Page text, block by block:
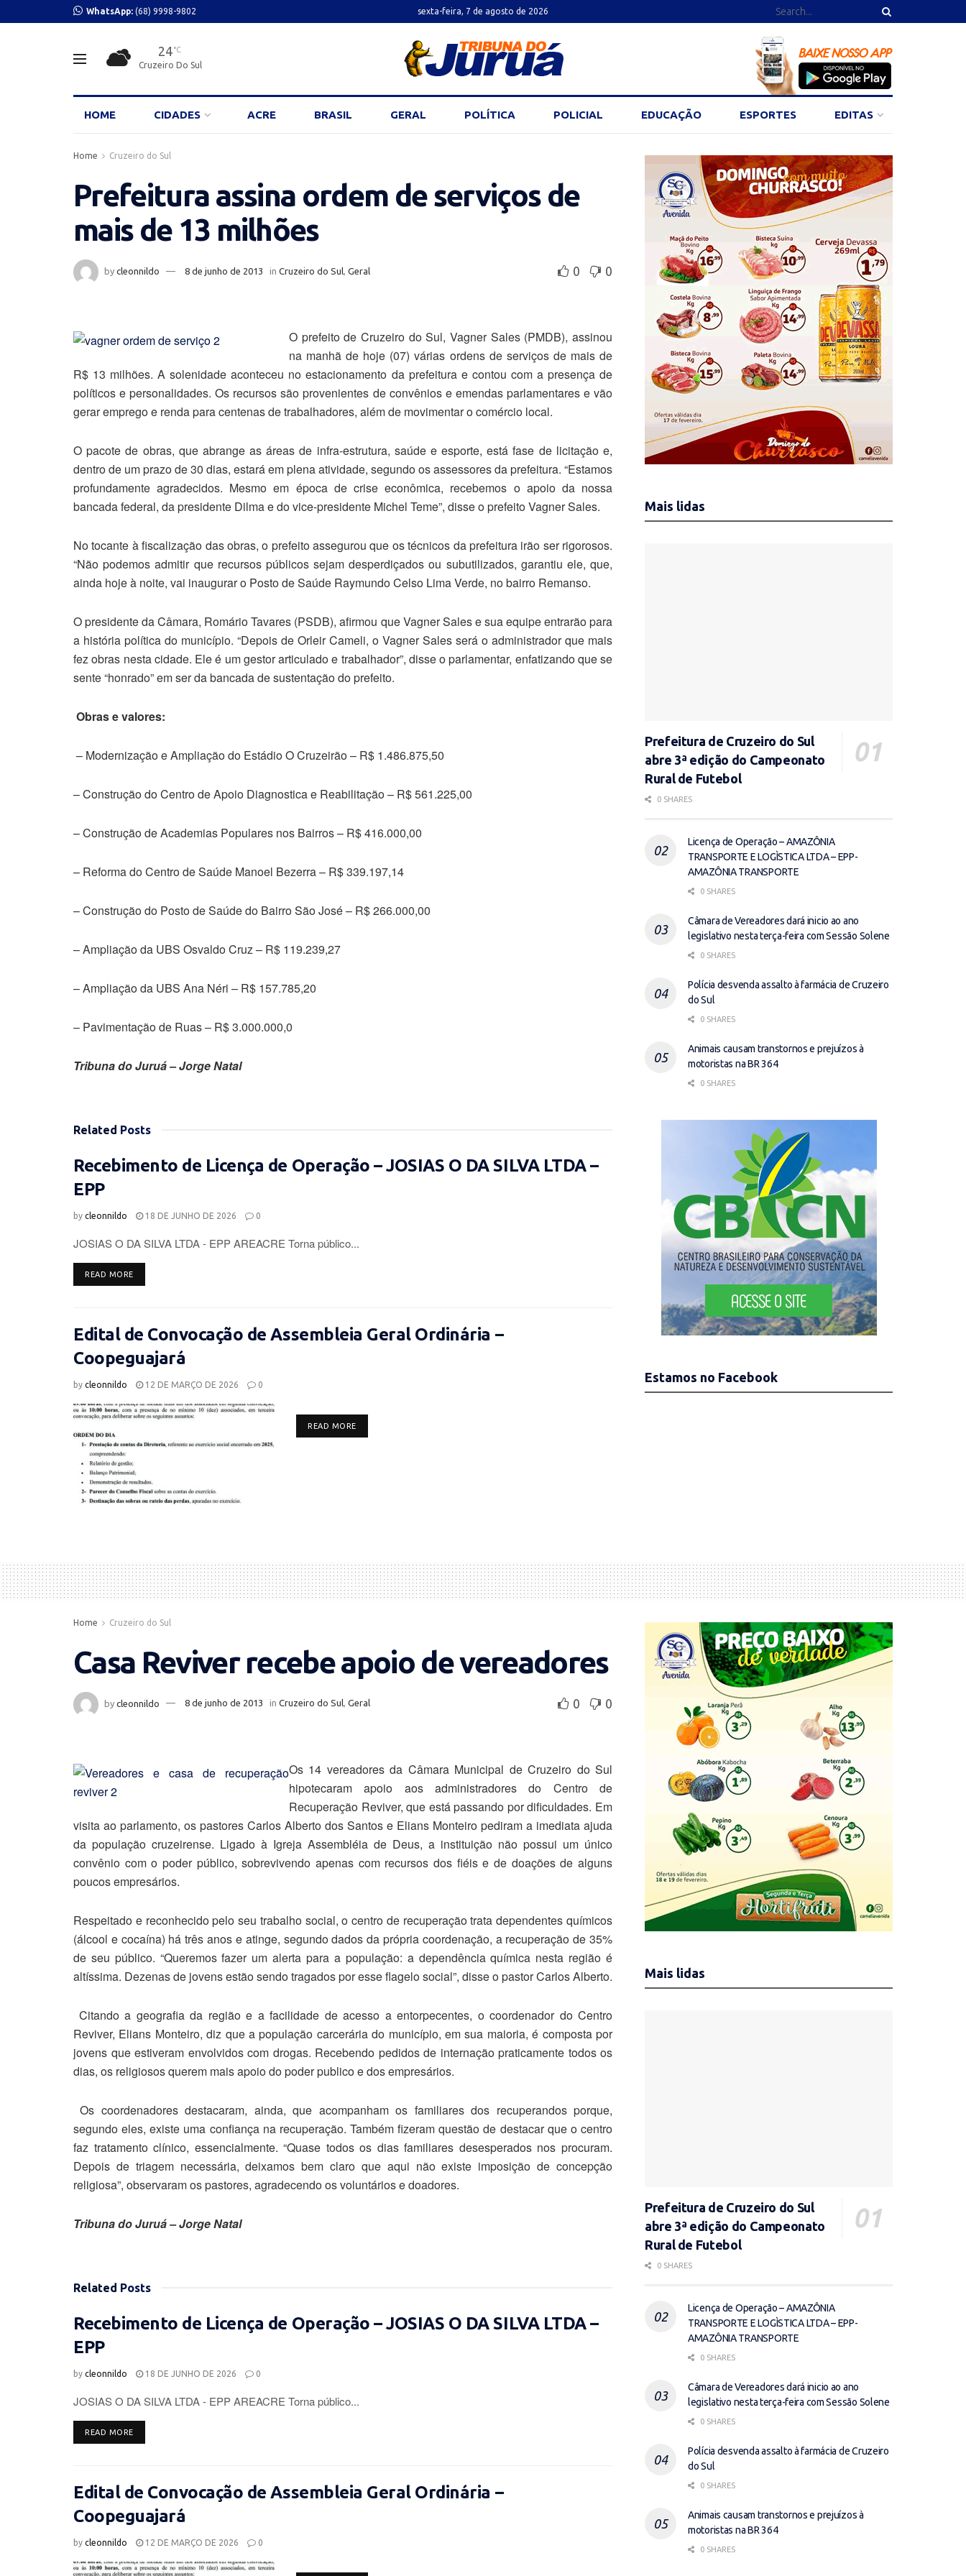
WhatsApp: (68) 9998-9802 sexta-feira, 7 de agosto de 2026
24 °C
Cruzeiro Do Sul
HOME CIDADES ACRE BRASIL GERAL POLÍTICA POLICIAL EDUCAÇÃO ESPORTES EDITAS
Home Cruzeiro do Sul
Prefeitura assina ordem de serviços de
mais de 13 milhões
by cleonnildo 8 de junho de 2013 in Cruzeiro do Sul Geral 0 0
O prefeito de Cruzeiro do Sul, Vagner Sales (PMDB), assinou
na manhã de hoje (07) várias ordens de serviços de mais de
R$ 13 milhões. A solenidade aconteceu no estacionamento da prefeitura e contou com a presença de
políticos e personalidades. Os recursos são provenientes de convênios e emendas parlamentares e vão
gerar emprego e renda para centenas de trabalhadores, além de movimentar o comércio local.
O pacote de obras, que abrange as áreas de infra-estrutura, saúde e esporte, está fase de licitação e,
dentro de um prazo de 30 dias, estará em plena atividade, segundo os assessores da prefeitura. “Estamos
profundamente agradecidos. Mesmo em época de crise econômica, recebemos o apoio da nossa
bancada federal, da presidente Dilma e do vice-presidente Michel Teme”, disse o prefeito Vagner Sales.
No tocante à fiscalização das obras, o prefeito assegurou que os técnicos da prefeitura irão ser rigorosos.
“Não podemos admitir que recursos públicos sejam desperdiçados ou subutilizados, garantiu ele, que,
ainda hoje à noite, vai inaugurar o Posto de Saúde Raymundo Celso Lima Verde, no bairro Remanso.
O presidente da Câmara, Romário Tavares (PSDB), afirmou que Vagner Sales e sua equipe entrarão para
a história política do município. “Depois de Orleir Cameli, o Vagner Sales será o administrador que mais
fez obras nesta cidade. Ele é um gestor articulado e trabalhador”, disse o parlamentar, enfatizando que se
sente “honrado” em ser da bancada de sustentação do prefeito.
Obras e valores:
– Modernização e Ampliação do Estádio O Cruzeirão – R$ 1.486.875,50
– Construção do Centro de Apoio Diagnostica e Reabilitação – R$ 561.225,00
– Construção de Academias Populares nos Bairros – R$ 416.000,00
– Reforma do Centro de Saúde Manoel Bezerra – R$ 339.197,14
– Construção do Posto de Saúde do Bairro São José – R$ 266.000,00
– Ampliação da UBS Osvaldo Cruz – R$ 119.239,27
– Ampliação da UBS Ana Néri – R$ 157.785,20
– Pavimentação de Ruas – R$ 3.000.000,0
Tribuna do Juruá – Jorge Natal
Related Posts
Recebimento de Licença de Operação – JOSIAS O DA SILVA LTDA –
EPP
by cleonnildo 18 DE JUNHO DE 2026 0
JOSIAS O DA SILVA LTDA - EPP AREACRE Torna público...
READ MOREDETAILS
Edital de Convocação de Assembleia Geral Ordinária –
Coopeguajará
by cleonnildo 12 DE MARÇO DE 2026 0
READ MOREDETAILS
Mais lidas
Prefeitura de Cruzeiro do Sul
abre 3ª edição do Campeonato
Rural de Futebol
0 SHARES
Licença de Operação – AMAZÔNIA
TRANSPORTE E LOGÌSTICA LTDA – EPP-
AMAZÔNIA TRANSPORTE
0 SHARES
Câmara de Vereadores dará inicio ao ano
legislativo nesta terça-feira com Sessão Solene
0 SHARES
Polícia desvenda assalto à farmácia de Cruzeiro
do Sul
0 SHARES
Animais causam transtornos e prejuízos à
motoristas na BR 364
0 SHARES
Estamos no Facebook
Home Cruzeiro do Sul
Casa Reviver recebe apoio de vereadores
by cleonnildo 8 de junho de 2013 in Cruzeiro do Sul, Geral 0 0
Os 14 vereadores da Câmara Municipal de Cruzeiro do Sul
hipotecaram apoio aos administradores do Centro de
Recuperação Reviver, que está passando por dificuldades. Em
visita ao parlamento, os pastores Carlos Alberto dos Santos e Elians Monteiro pediram a imediata ajuda
da população cruzeirense. Ligado à Igreja Assembléia de Deus, a instituição não possui um único
convênio com o poder público, sobrevivendo apenas com recursos dos fiéis e de doações de alguns
poucos empresários.
Respeitado e reconhecido pelo seu trabalho social, o centro de recuperação trata dependentes químicos
(álcool e cocaína) há três anos e atinge, segundo dados da própria coordenação, a recuperação de 35%
de seu público. “Queremos fazer um alerta para a população: a dependência química nesta região é
altíssima. Dezenas de jovens estão sendo tragados por esse flagelo social”, disse o pastor Carlos Alberto.
Citando a geografia da região e a facilidade de acesso a entorpecentes, o coordenador do Centro
Reviver, Elians Monteiro, diz que a população carcerária do município, em sua maioria, é composta por
jovens que estiveram envolvidos com drogas. Recebendo pedidos de internação praticamente todos os
dias, os religiosos querem mais apoio do poder publico e dos empresários.
Os coordenadores destacaram, ainda, que acompanham os familiares dos recuperandos porque,
segundo eles, existe uma confiança na recuperação. Também fizeram questão de destacar que o centro
faz tratamento clínico, essencialmente. “Quase todos os dias familiares desesperados nos procuram.
Depois de triagem necessária, deixamos bem claro que aqui não existe imposição de concepção
religiosa”, observaram os pastores, agradecendo os voluntários e doadores.
Tribuna do Juruá – Jorge Natal
Related Posts
Recebimento de Licença de Operação – JOSIAS O DA SILVA LTDA –
EPP
by cleonnildo 18 DE JUNHO DE 2026 0
JOSIAS O DA SILVA LTDA - EPP AREACRE Torna público...
READ MOREDETAILS
Edital de Convocação de Assembleia Geral Ordinária –
Coopeguajará
by cleonnildo 12 DE MARÇO DE 2026 0
Mais lidas
Prefeitura de Cruzeiro do Sul
abre 3ª edição do Campeonato
Rural de Futebol
0 SHARES
Licença de Operação – AMAZÔNIA
TRANSPORTE E LOGÌSTICA LTDA – EPP-
AMAZÔNIA TRANSPORTE
0 SHARES
Câmara de Vereadores dará inicio ao ano
legislativo nesta terça-feira com Sessão Solene
0 SHARES
Polícia desvenda assalto à farmácia de Cruzeiro
do Sul
0 SHARES
Animais causam transtornos e prejuízos à
motoristas na BR 364
0 SHARES